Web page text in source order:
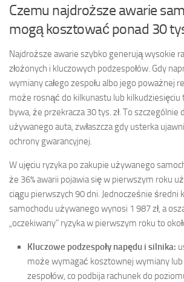
Czemu najdroższe awarie
mogą kosztować ponad 30
Najdroższe awarie szybko generują wysokie
złożonych i kluczowych podzespołów. Gdy
wymiany całego zespołu albo jego poważnej
może rosnąć do kilkunastu lub kilkudziesięciu
bywa, że przekracza 30 tys. zł. To szczególnie
używanego auta, zwłaszcza gdy usterka
ochrony gwarancyjnej.
W ujęciu ryzyka po zakupie używanego
że 36% awarii pojawia się w pierwszym roku
ciągu pierwszych 90 dni. Jednocześnie średni
samochodu używanego wynosi 1 987 zł, a
„oczekiwany” ryzyka w pierwszym roku to
Kluczowe podzespoły napędu i silnika:
może wymagać kosztownej wymiany lub
zespołów, co podbija rachunek do